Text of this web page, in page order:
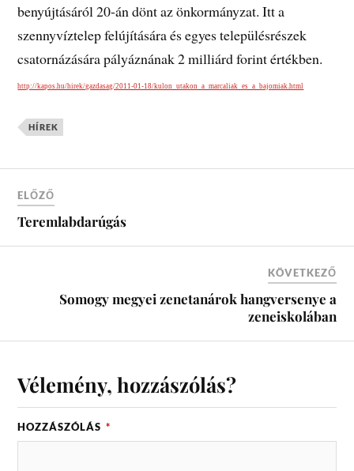
benyújtásáról 20-án dönt az önkormányzat. Itt a
szennyvíztelep felújítására és egyes településrészek
csatornázására pályáznának 2 milliárd forint értékben.
http://kapos.hu/hirek/gazdasag/2011-01-18/kulon_utakon_a_marcaliak_es_a_bajomiak.html
HÍREK
ELŐZŐ
Teremlabdarúgás
KÖVETKEZŐ
Somogy megyei zenetanárok hangversenye a
zeneiskolában
Vélemény, hozzászólás?
HOZZÁSZÓLÁS *